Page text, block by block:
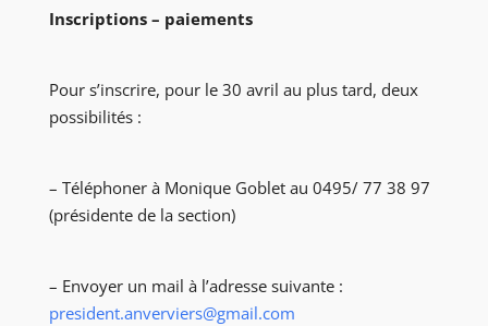
Inscriptions – paiements
Pour s’inscrire, pour le 30 avril au plus tard, deux
possibilités :
– Téléphoner à Monique Goblet au 0495/ 77 38 97
(présidente de la section)
– Envoyer un mail à l’adresse suivante :
president.anverviers@gmail.com